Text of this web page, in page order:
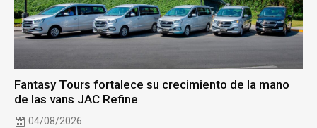
Fantasy Tours fortalece su crecimiento de la mano
de las vans JAC Refine
04/08/2026